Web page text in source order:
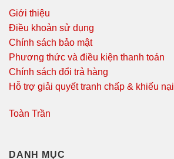
Giới thiệu
Điều khoản sử dụng
Chính sách bảo mật
Phương thức và điều kiện thanh toán
Chính sách đổi trả hàng
Hỗ trợ giải quyết tranh chấp & khiếu nại
Toàn Trần
DANH MỤC